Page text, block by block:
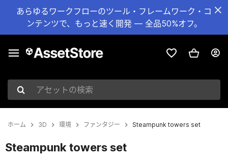
あらゆるワークフローのツール・フレームワーク・コ
ンテンツで、もっと速く開発 — 全品50%オフ。
アセットの検索
ホーム 3D 環境 ファンタジー Steampunk towers set
Steampunk towers set